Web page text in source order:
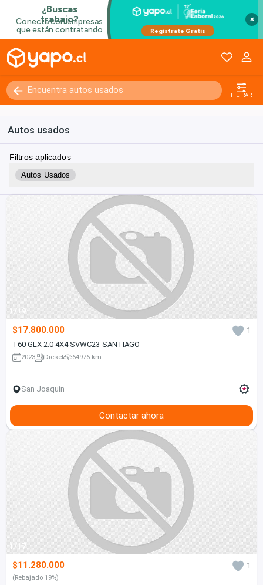
×
FILTRAR
Autos usados
Filtros aplicados
Autos Usados
1/19
$17.800.000
1
T60 GLX 2.0 4X4 SVWC23-SANTIAGO
2023 Diesel 64976 km
San Joaquín
Contactar ahora
1/17
$11.280.000 1
(Rebajado 19%)